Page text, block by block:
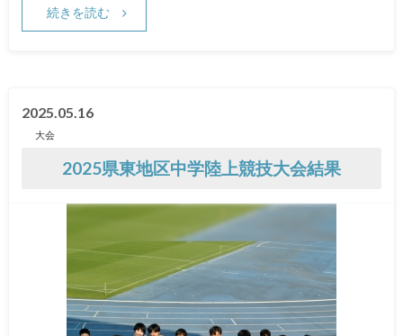
続きを読む
2025.05.16
大会
2025県東地区中学陸上競技大会結果